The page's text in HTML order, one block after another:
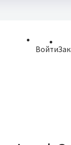
Войти